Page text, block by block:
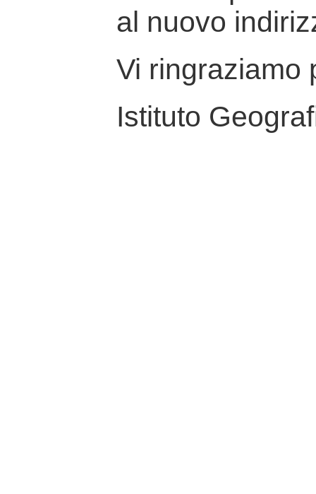
al nuovo
Vi ringraziamo
Istituto